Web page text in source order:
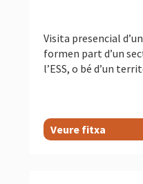
Visita presencial
formen part d’un
l’ESS, o bé d’un
Veure fitxa